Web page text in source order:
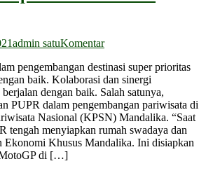
admin satuKomentar
pengembangan destinasi super prioritas
baik. Kolaborasi dan sinergi
dengan baik. Salah satunya,
PUPR dalam pengembangan pariwisata di
Nasional (KPSN) Mandalika. “Saat
tengah menyiapkan rumah swadaya dan
Ekonomi Khusus Mandalika. Ini disiapkan
di […]